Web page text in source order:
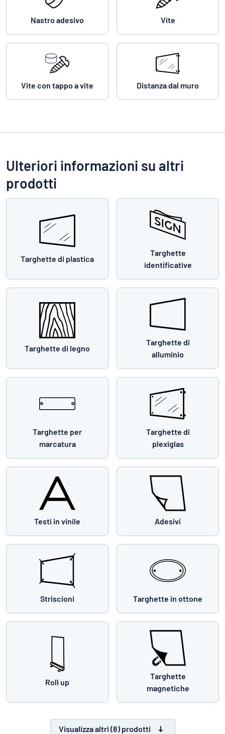
Nastro adesivo Vite
Vite con tappo a vite Distanza dal muro
Ulteriori informazioni su altri
prodotti
Targhette di plastica
Targhette
identificative
Targhette di legno
Targhette di
alluminio
Targhette per
marcatura
Targhette di
plexiglas
Testi in vinile Adesivi
Striscioni Targhette in ottone
Roll up
Targhette
magnetiche
Visualizza altri (8) prodotti